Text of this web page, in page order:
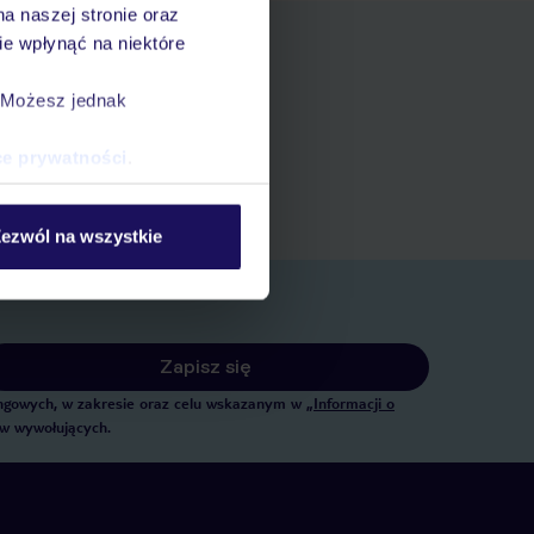
naszej stronie oraz
wpłynąć na niektóre
jednak
prywatności
na wszystkie
Zapisz się
w zakresie oraz celu wskazanym w „Informacji o
wywołujących.